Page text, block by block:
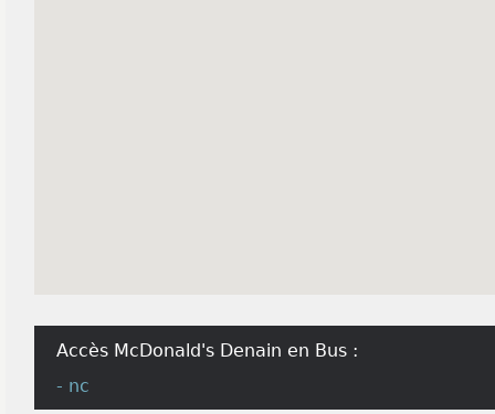
Accès McDonald's Denain en Bus :
- nc